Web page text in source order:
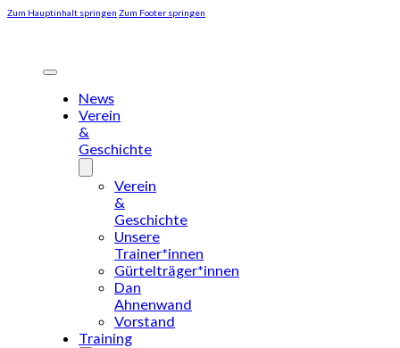
Zum Hauptinhalt springen Zum Footer springen
News
Verein
&
Geschichte
Verein
&
Geschichte
Unsere
Trainer*innen
Gürtelträger*innen
Dan
Ahnenwand
Vorstand
Training